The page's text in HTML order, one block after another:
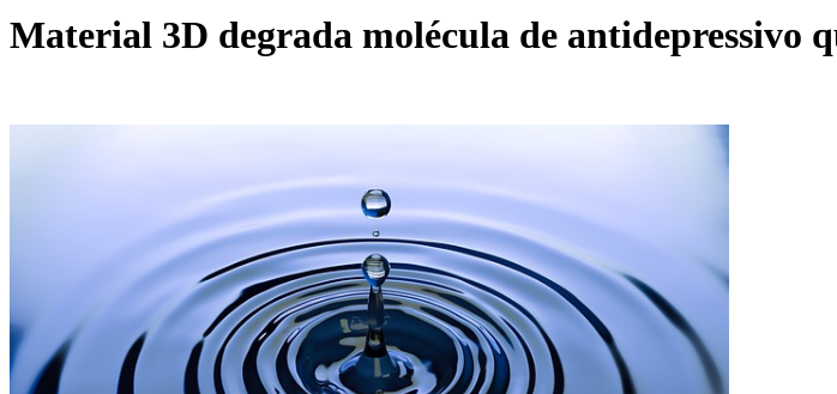
Material 3D degrada molécula de antidepressivo